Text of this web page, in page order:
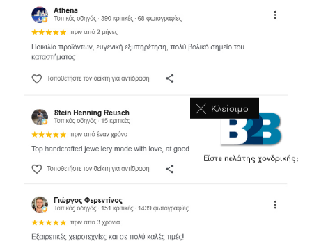
Κλείσιμο
Είστε πελάτης χονδρικής;